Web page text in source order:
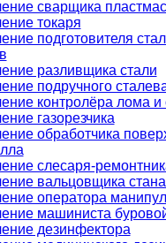
сварщика
токаря
подготовителя
разливщика стали
подручного
контролёра лома и
газорезчика
обработчика
слесаря-
вальцовщика стана
оператора
машиниста
дезинфектора